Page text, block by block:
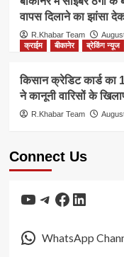
वापस दिलाने का झांसा
R.Khabar Team
क्राईम
बीकानेर ब्रेकिंग न्यूज
किसान क्रेडिट कार्ड का
ने कानूनी वारिसों के
R.Khabar Team
Connect Us
YouTube
Telegram
Facebook
WhatsApp